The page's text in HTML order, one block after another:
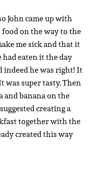
John came up with
on the way to the
me sick and that it
had eaten it the day
indeed he was right! It
was super tasty. Then
banana on the
creating a
together with the
created this way